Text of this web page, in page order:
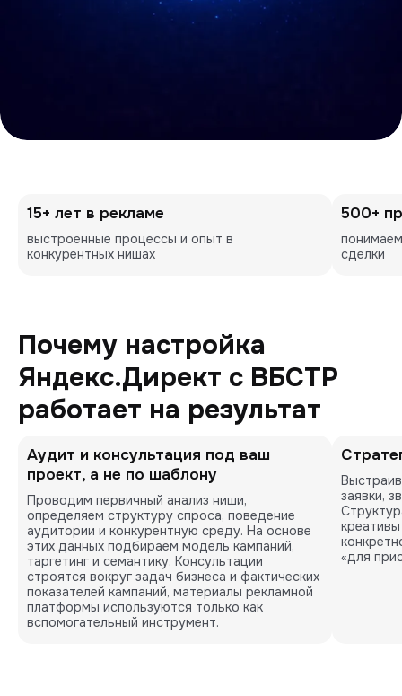
15+ лет в рекламе
выстроенные процессы и опыт в
конкурентных нишах
500+
сделки
Почему настройка
Яндекс.Директ с ВБСТР
работает на результат
Аудит и консультация под ваш
проект, а не по шаблону
Проводим первичный анализ ниши,
определяем структуру спроса, поведение
аудитории и конкурентную среду. На основе
этих данных подбираем модель кампаний,
таргетинг и семантику. Консультации
строятся вокруг задач бизнеса и фактических
показателей кампаний, материалы рекламной
платформы используются только как
вспомогательный инструмент.
заявки,
«для